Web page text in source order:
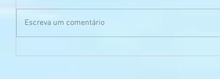
Escreva um comentário